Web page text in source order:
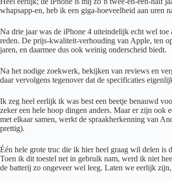
whapsapp-en, heb ik een giga-hoeveelheid aan uren
Na drie jaar was de iPhone 4 uiteindelijk echt wel
reden. De prijs-kwaliteit-verhouding van Apple, ten
jaren, en daarmee dus ook weinig onderscheid biedt.
Na het nodige zoekwerk, bekijken van reviews en
daar vervolgens tegenover dat de specificaties
Ik zeg heel eerlijk ik was best een beetje benauwd
zeker een hele hoop dingen anders. Maar er zijn
met elkaar samen, werkt de spraakherkenning van
prettig).
Één hele grote truc die ik hier heel graag wil delen is
Toen ik dit toestel net in gebruik nam, werd ik niet
de batterij zo ongeveer wel leeg. Laten we eerlijk